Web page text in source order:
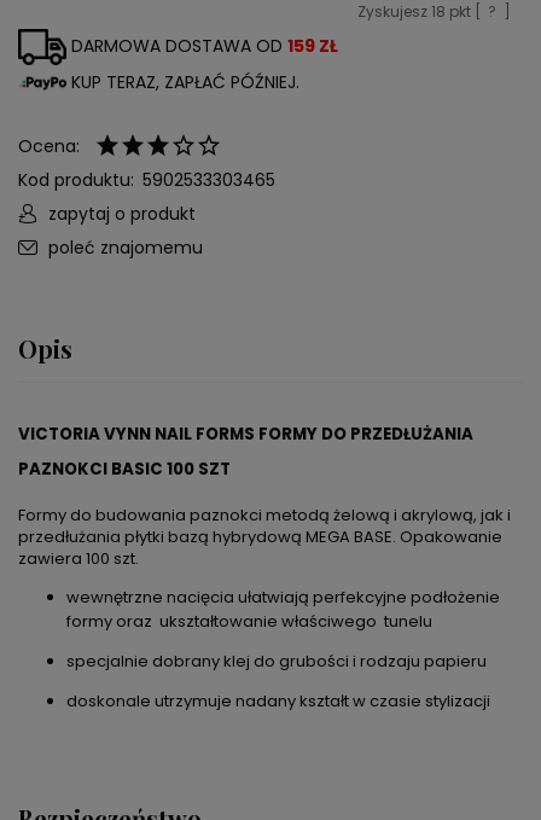
Zyskujesz 18 pkt [ ?
DARMOWA DOSTAWA OD 159 ZŁ
KUP TERAZ, ZAPŁAĆ PÓŹNIEJ.
Ocena:
Kod produktu: 5902533303465
zapytaj o produkt
poleć znajomemu
Opis
VICTORIA VYNN NAIL FORMS FORMY DO PRZEDŁUŻANIA
PAZNOKCI BASIC 100 SZT
Formy do budowania paznokci metodą żelową i akrylową, jak i
przedłużania płytki bazą hybrydową MEGA BASE. Opakowanie
zawiera 100 szt.
wewnętrzne nacięcia ułatwiają perfekcyjne podłożenie
formy oraz ukształtowanie właściwego tunelu
specjalnie dobrany klej do grubości i rodzaju papieru
doskonale utrzymuje nadany kształt w czasie stylizacji